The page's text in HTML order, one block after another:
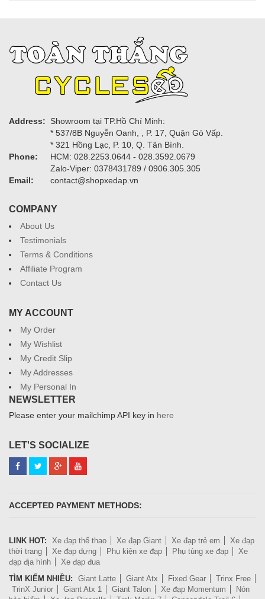
Address:
Showroom tại TP.Hồ Chí Minh:
* 537/8B Nguyễn Oanh, , P. 17, Quận Gò Vấp.
* 321 Hồng Lạc, P. 10, Q. Tân Bình.
Phone:
HCM: 028.2253.0644 - 028.3592.0679
Zalo-Viper: 0378431789 / 0906.305.305
Email:
contact@shopxedap.vn
COMPANY
About Us
Testimonials
Terms & Conditions
Affiliate Program
Contact Us
MY ACCOUNT
My Order
My Wishlist
My Credit Slip
My Addresses
My Personal In
NEWSLETTER
Please enter your mailchimp API key in here
LET'S SOCIALIZE
ACCEPTED PAYMENT METHODS:
LINK HOT: Xe đạp thể thao Xe đạp Giant Xe đạp trẻ em
Xe đạp
thời trang
Xe đạp dựng Phụ kiện xe đạp Phụ tùng xe đạp
Xe
đạp địa hình
Xe đạp đua
TÌM KIẾM NHIỀU:
Giant Latte Giant Atx Fixed Gear
Trinx Free
TrinX Junior
Giant Atx 1 Giant Talon Xe đạp Momentum
Nón